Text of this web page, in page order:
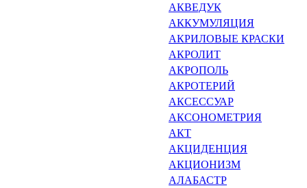
АКВЕДУК
АККУМУЛЯЦИЯ
АКРИЛОВЫЕ КРАСКИ
АКРОЛИТ
АКРОПОЛЬ
АКРОТЕРИЙ
АКСЕССУАР
АКСОНОМЕТРИЯ
АКТ
АКЦИДЕНЦИЯ
АКЦИОНИЗМ
АЛАБАСТР